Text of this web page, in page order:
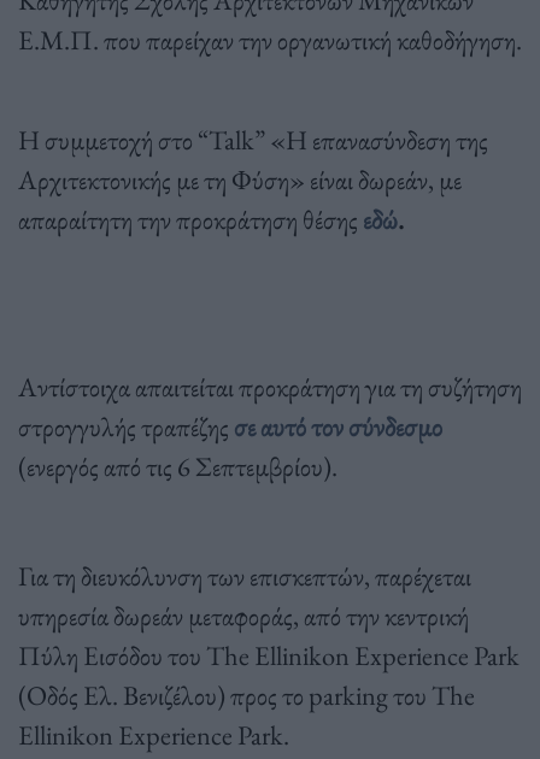
Ε.Μ.Π. που παρείχαν την οργανωτική καθοδήγηση.
Η συμμετοχή στο “Talk” «Η επανασύνδεση της
Αρχιτεκτονικής με τη Φύση» είναι δωρεάν, με
απαραίτητη την προκράτηση θέσης εδώ.
Αντίστοιχα απαιτείται προκράτηση για τη συζήτηση
στρογγυλής τραπέζης σε αυτό τον σύνδεσμο
(ενεργός από τις 6 Σεπτεμβρίου).
Για τη διευκόλυνση των επισκεπτών, παρέχεται
υπηρεσία δωρεάν μεταφοράς, από την κεντρική
Πύλη Εισόδου του The Ellinikon Experience Park
(Οδός Ελ. Βενιζέλου) προς το parking του The
Ellinikon Experience Park.